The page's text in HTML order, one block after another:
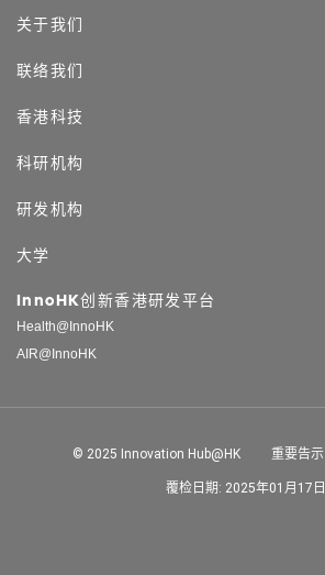
关于我们
联络我们
香港科技
科研机构
研发机构
大学
InnoHK创新香港研发平台
Health@InnoHK
AIR@InnoHK
© 2025 Innovation Hub@HK 重要告示
覆检日期: 2025年01月17日